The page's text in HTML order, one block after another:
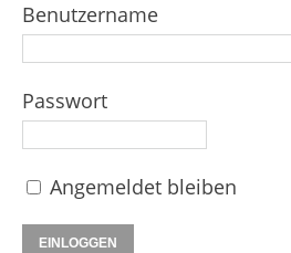
Benutzername
Passwort
Angemeldet bleiben